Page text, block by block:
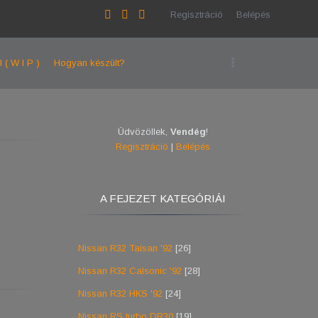
Regisztráció Belépés
( W I P ) Hogyan készült?
Üdvözöllek,Vendég!
Regisztráció |Belépés
A FEJEZET KATEGÓRIÁI
Nissan R32 Taisan '92 [26]
Nissan R32 Calsonic '92 [28]
Nissan R32 HKS '92 [24]